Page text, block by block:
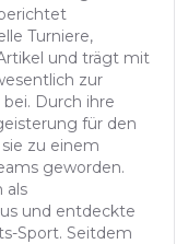
Turniere,
und trägt mit
zur
Durch ihre
für den
zu einem
geworden.
als
und entdeckte
Sport. Seitdem